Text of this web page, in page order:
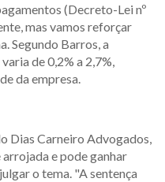
(Decreto-Lei nº
mas vamos reforçar
Segundo Barros, a
de 0,2% a 2,7%,
da empresa.
Dias Carneiro Advogados,
e pode ganhar
o tema. "A sentença